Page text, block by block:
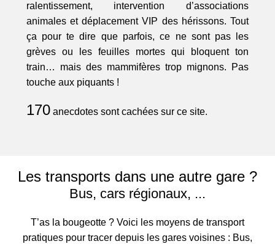
ralentissement, intervention d’associations
animales et déplacement VIP des hérissons. Tout
ça pour te dire que parfois, ce ne sont pas les
grèves ou les feuilles mortes qui bloquent ton
train… mais des mammifères trop mignons. Pas
touche aux piquants !
170anecdotes sont cachées sur ce site.
Les transports dans une autre gare ?
Bus, cars régionaux, ...
T’as la bougeotte ? Voici les moyens de transport
pratiques pour tracer depuis les gares voisines : Bus,